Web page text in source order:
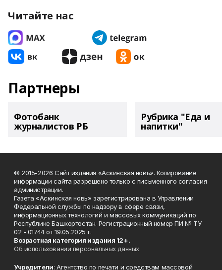
Читайте нас
Партнеры
Фотобанк
журналистов РБ
Рубрика "Еда и
напитки"
© 2015-2026 Сайт издания «Аскинская новь». Копирование
информации сайта разрешено только с письменного согласия
администрации.
Газета «Аскинская новь» зарегистрирована в Управлении
Федеральной службы по надзору в сфере связи,
информационных технологий и массовых коммуникаций по
Республике Башкортостан. Регистрационный номер ПИ № ТУ
02 - 01744 от 19.05.2025 г.
Возрастная категория издания 12+.
Об использовании персональных данных
Учредители: Агентство по печати и средствам массовой